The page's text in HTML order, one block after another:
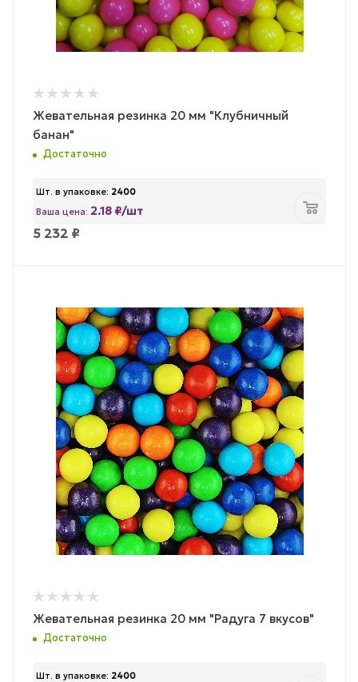
Жевательная резинка 20 мм "Клубничный
банан"
Достаточно
Шт. в упаковке: 2400
Ваша цена: 2.18 ₽/шт
5 232 ₽
Жевательная резинка 20 мм "Радуга 7 вкусов"
Достаточно
Шт. в упаковке: 2400